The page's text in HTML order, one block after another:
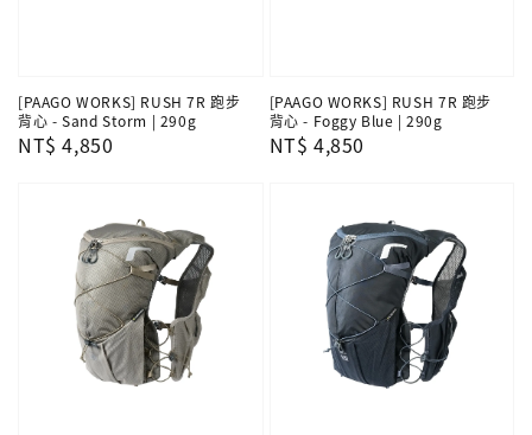
[PAAGO WORKS] RUSH 7R 跑步
背心 - Sand Storm | 290g
Regular
NT$ 4,850
[PAAGO WORKS] RUSH 7R 跑步
背心 - Foggy Blue | 290g
Regular
NT$ 4,850